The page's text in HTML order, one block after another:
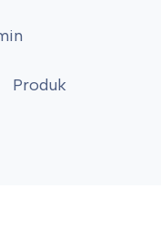
Produk